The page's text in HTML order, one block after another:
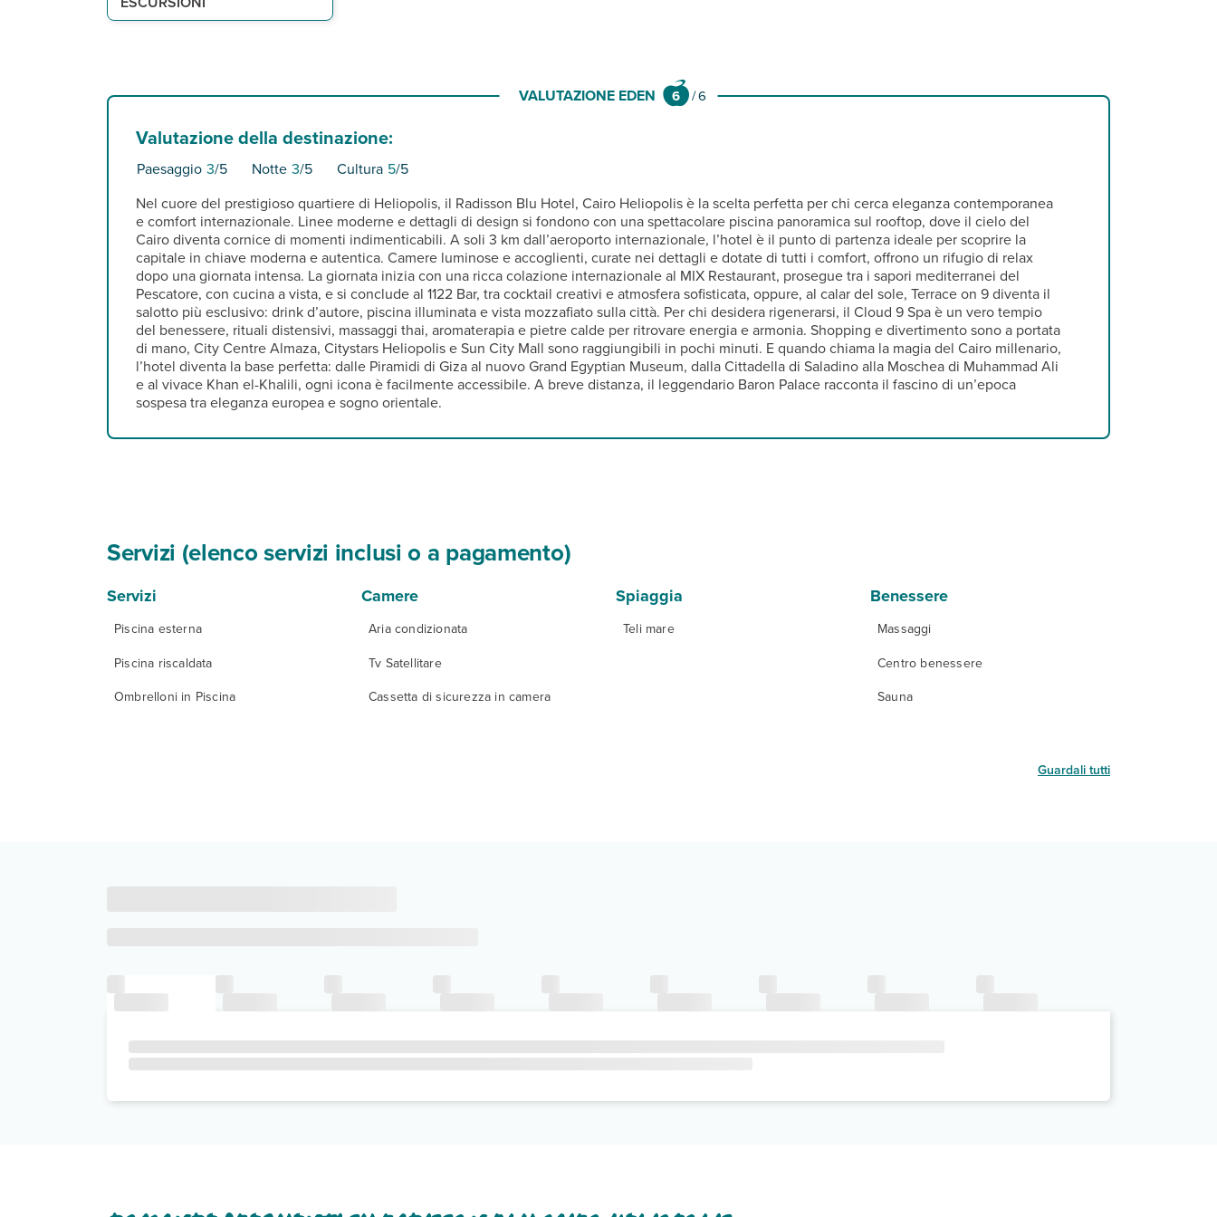
VALUTAZIONE EDEN 6 /6
Valutazione della destinazione:
Paesaggio 3/5 Notte 3/5 Cultura 5/5
Nel cuore del prestigioso quartiere di Heliopolis, il Radisson Blu Hotel, Cairo Heliopolis è la scelta perfetta per chi cerca eleganza contemporanea
e comfort internazionale. Linee moderne e dettagli di design si fondono con una spettacolare piscina panoramica sul rooftop, dove il cielo del
Cairo diventa cornice di momenti indimenticabili. A soli 3 km dall’aeroporto internazionale, l’hotel è il punto di partenza ideale per scoprire la
capitale in chiave moderna e autentica. Camere luminose e accoglienti, curate nei dettagli e dotate di tutti i comfort, offrono un rifugio di relax
dopo una giornata intensa. La giornata inizia con una ricca colazione internazionale al MIX Restaurant, prosegue tra i sapori mediterranei del
Pescatore, con cucina a vista, e si conclude al 1122 Bar, tra cocktail creativi e atmosfera sofisticata, oppure, al calar del sole, Terrace on 9 diventa il
salotto più esclusivo: drink d’autore, piscina illuminata e vista mozzafiato sulla città. Per chi desidera rigenerarsi, il Cloud 9 Spa è un vero tempio
del benessere, rituali distensivi, massaggi thai, aromaterapia e pietre calde per ritrovare energia e armonia. Shopping e divertimento sono a portata
di mano, City Centre Almaza, Citystars Heliopolis e Sun City Mall sono raggiungibili in pochi minuti. E quando chiama la magia del Cairo millenario,
l’hotel diventa la base perfetta: dalle Piramidi di Giza al nuovo Grand Egyptian Museum, dalla Cittadella di Saladino alla Moschea di Muhammad Ali
e al vivace Khan el-Khalili, ogni icona è facilmente accessibile. A breve distanza, il leggendario Baron Palace racconta il fascino di un’epoca
sospesa tra eleganza europea e sogno orientale.
Servizi (elenco servizi inclusi o a pagamento)
Servizi
Piscina esterna
Piscina riscaldata
Ombrelloni in Piscina
Camere
Aria condizionata
Tv Satellitare
Cassetta di sicurezza in camera
Spiaggia
Teli mare
Benessere
Massaggi
Centro benessere
Sauna
Guardali tutti